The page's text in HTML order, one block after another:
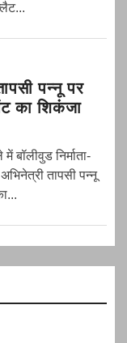
पन्नू पर
का शिकंजा
बॉलीवुड निर्माता-
तापसी पन्नू